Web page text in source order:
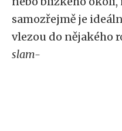
samozřejmě je
vlezou do nějakého
slam-